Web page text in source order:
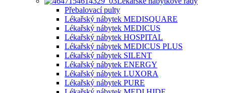
Přebalovací pulty
Lékařský nábytek MEDISQUARE
Lékařský nábytek MEDICUS
Lékařský nábytek HOSPITAL
Lékařský nábytek MEDICUS PLUS
Lékařský nábytek SILENT
Lékařský nábytek ENERGY
Lékařský nábytek LUXORA
Lékařský nábytek PURE